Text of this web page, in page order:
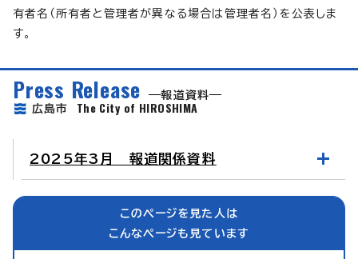
有者名（所有者と管理者が異なる場合は管理者名）を公表しま
す。
Press Release
報道資料
広島市 The City of HIROSHIMA
2025年3月 報道関係資料
このページを見た人は
こんなページも見ています